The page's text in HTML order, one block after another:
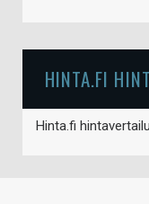
HINTA.FI
Hinta.fi hintavertailu